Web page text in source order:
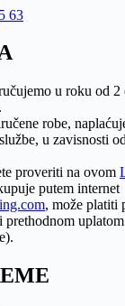
63
u roku od 2
robe,
u zavisnosti
proveriti na ovom
putem internet
, može platiti